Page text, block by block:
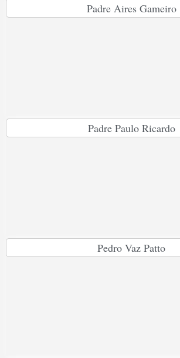
Padre Aires Gameiro
Padre Paulo Ricardo
Pedro Vaz Patto